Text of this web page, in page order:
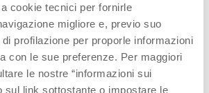
cookie tecnici per fornirle
migliore e, previo suo
profilazione per proporle informazioni
con le sue preferenze. Per maggiori
le nostre “informazioni sui
sul link sottostante o impostare le
Castrocaro Terme e Terra
GRATUITO